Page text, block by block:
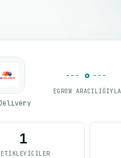
EGROW ARACILIĞIYLA
1